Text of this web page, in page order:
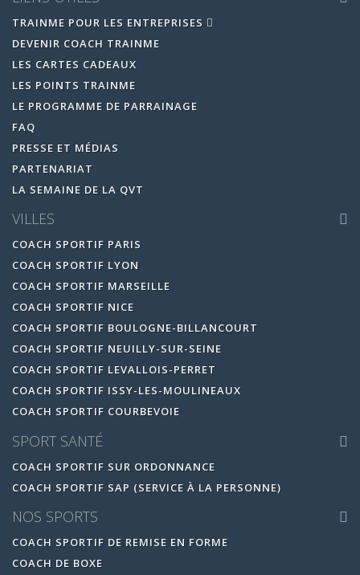
TRAINME POUR LES ENTREPRISES
DEVENIR COACH TRAINME
LES CARTES CADEAUX
LES POINTS TRAINME
LE PROGRAMME DE PARRAINAGE
FAQ
PRESSE ET MÉDIAS
PARTENARIAT
LA SEMAINE DE LA QVT
VILLES
COACH SPORTIF PARIS
COACH SPORTIF LYON
COACH SPORTIF MARSEILLE
COACH SPORTIF NICE
COACH SPORTIF BOULOGNE-BILLANCOURT
COACH SPORTIF NEUILLY-SUR-SEINE
COACH SPORTIF LEVALLOIS-PERRET
COACH SPORTIF ISSY-LES-MOULINEAUX
COACH SPORTIF COURBEVOIE
SPORT SANTÉ
COACH SPORTIF SUR ORDONNANCE
COACH SPORTIF SAP (SERVICE À LA PERSONNE)
NOS SPORTS
COACH SPORTIF DE REMISE EN FORME
COACH DE BOXE